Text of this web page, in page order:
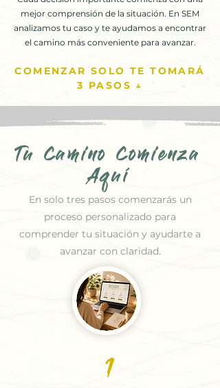
mejor comprensión de la situación. En SEM
analizamos tu caso y te ayudamos a encontrar
el camino más conveniente para avanzar.
COMENZAR SOLO TE TOMARÁ
3 PASOS ↓
Tu Camino Comienza
Aquí
En solo tres pasos comenzarás un
proceso personalizado para
comprender tu situación y ayudarte a
avanzar con claridad.
1